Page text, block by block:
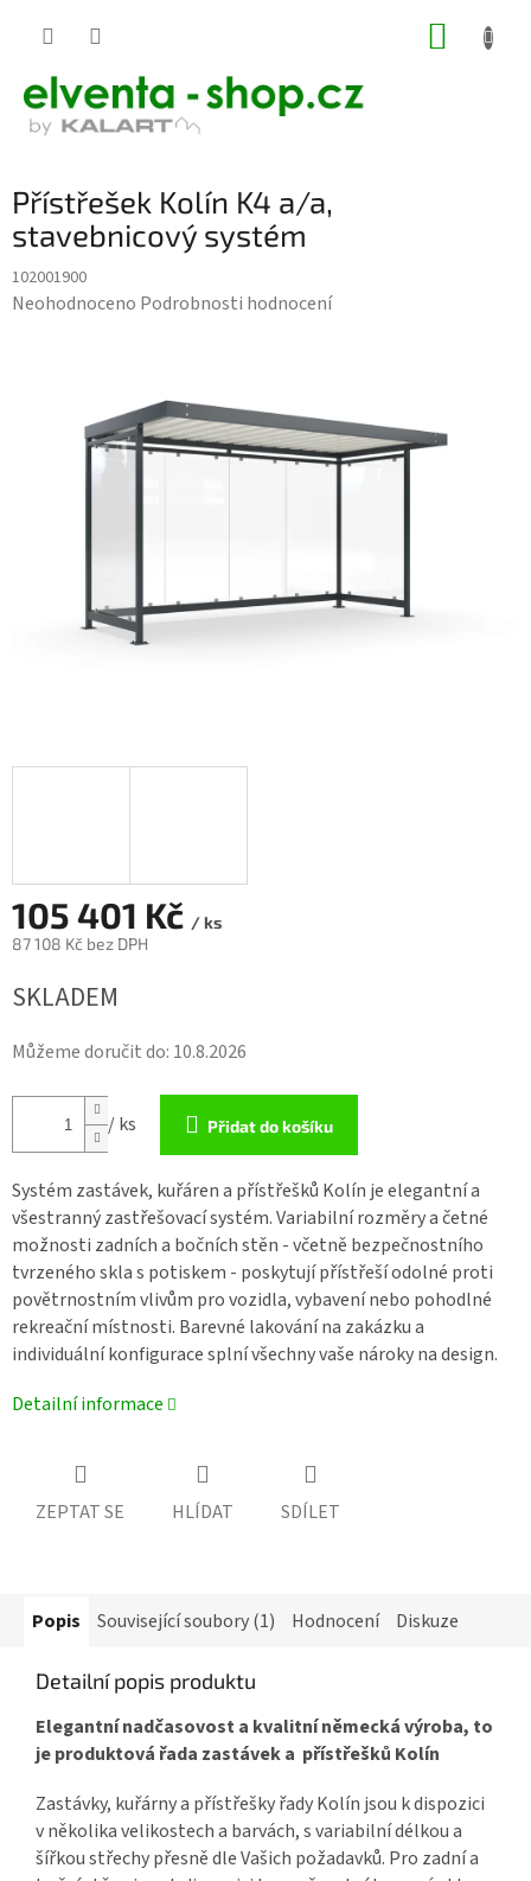
Přístřešek Kolín K4 a/a,
stavebnicový systém
102001900
Průměrné
Neohodnoceno Podrobnosti hodnocení
105 401 Kč / ks
87 108 Kč bez DPH
cena:
SKLADEM
Můžeme doručit do: 10.8.2026
/ ks Přidat do košíku
Systém zastávek, kuřáren a přístřešků Kolín je elegantní a
všestranný zastřešovací systém. Variabilní rozměry a četné
možnosti zadních a bočních stěn - včetně bezpečnostního
tvrzeného skla s potiskem - poskytují přístřeší odolné proti
povětrnostním vlivům pro vozidla, vybavení nebo pohodlné
rekreační místnosti. Barevné lakování na zakázku a
individuální konfigurace splní všechny vaše nároky na design.
Detailní informace
ZEPTAT SE HLÍDAT SDÍLET
Popis Související soubory (1) Hodnocení Diskuze
Detailní popis produktu
Elegantní nadčasovost a kvalitní německá výroba, to
je produktová řada zastávek a přístřešků Kolín
Zastávky, kuřárny a přístřešky řady Kolín jsou k dispozici
v několika velikostech a barvách, s variabilní délkou a
šířkou střechy přesně dle Vašich požadavků. Pro zadní a